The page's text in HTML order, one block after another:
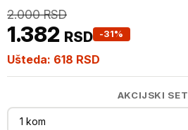
-31%
2.000RSD
Originalna
cena
bila:
1.382 RSD
Trenutna
cena
1.382
Ušteda: 618 RSD
AKCIJSKI SET